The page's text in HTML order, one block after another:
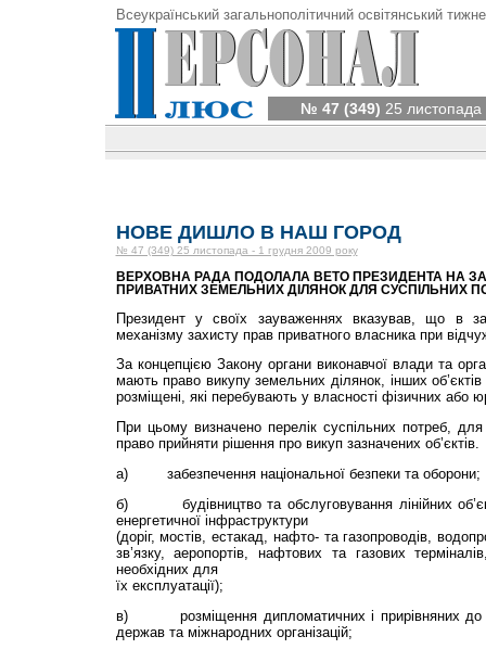
Всеукраїнський загальнополітичний освітянський
№ 47 (349) 25
НОВЕ ДИШЛО В НАШ ГОРОД
№ 47 (349) 25 листопада - 1 грудня 2009 року
ВЕРХОВНА РАДА ПОДОЛАЛА ВЕТО ПРЕЗИДЕНТА НА
ПРИВАТНИХ ЗЕМЕЛЬНИХ ДІЛЯНОК ДЛЯ СУСПІЛЬНИХ
Президент у своїх зауваженнях вказував, що в
механізму захисту прав при­ватного власника при
За концепцією Закону органи ви­конавчої влади та
мають право викупу земельних ділянок, інших
розмі­щені, які перебувають у власності фізичних або
При цьому визначено перелік сус­пільних потреб,
право прийняти рішен­ня про викуп зазначених об’єктів.
а) забезпечення національної без­пеки та оборони;
б) будівництво та обслуговування лінійних
енергетичної інфраструктури
(доріг, мостів, естакад, нафто- та га­зопроводів,
зв’язку, аеропортів, на­фтових та газових
необхідних для
їх експлуатації);
в) розміщення дипломатичних і прирівняних до
держав та міжнародних організацій;